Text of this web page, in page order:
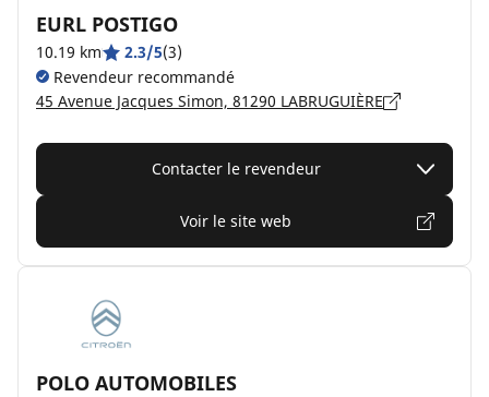
EURL POSTIGO
10.19 km 2.3/5(3)
Revendeur recommandé
45 Avenue Jacques Simon, 81290 LABRUGUIÈRE
Contacter le revendeur
Voir le site web
POLO AUTOMOBILES